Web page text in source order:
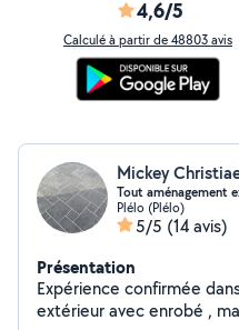
4,6/5
Calculé à partir de 48803 avis
Mickey
Tout aménagement
Plélo (Plélo)
5/5 (14 avis)
Présentation
Expérience confirmée
extérieur avec enrobé ,